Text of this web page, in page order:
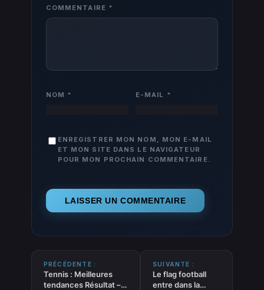
COMMENTAIRE *
NOM * E-MAIL *
ENREGISTRER MON NOM, MON E-MAIL
ET MON SITE DANS LE NAVIGATEUR
POUR MON PROCHAIN COMMENTAIRE.
PRÉCÉDENTE :
Tennis : Meilleures
tendances Résultat –
SUIVANTE :
Le flag football
entre dans la